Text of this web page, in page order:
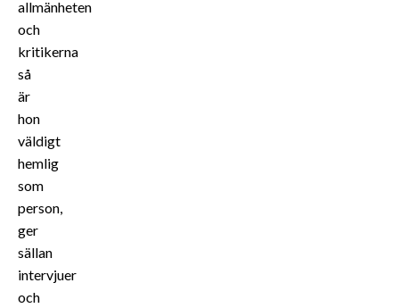
allmänheten
och
kritikerna
så
är
hon
väldigt
hemlig
som
person,
ger
sällan
intervjuer
och